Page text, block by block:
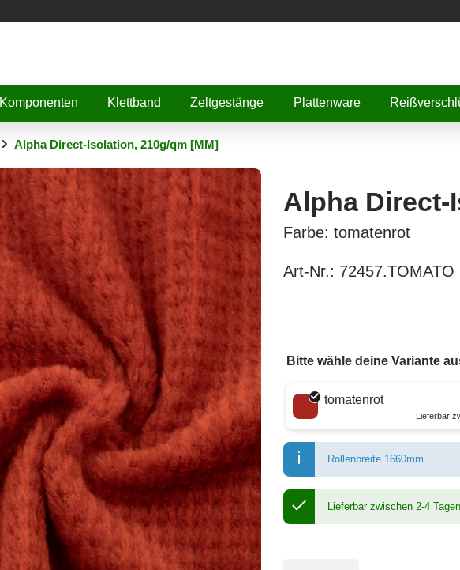
Komponenten Klettband Zeltgestänge Plattenware
Alpha Direct-Isolation, 210g/qm [MM]
Alpha Direct-
Farbe: tomatenrot
Art-Nr.: 72457.TOMATO
Bitte wähle deine Variante
Wähle eine Farbe
tomatenrot
Lieferbar
Rollenbreite 1660mm
Lieferbar zwischen 2-4 Tagen